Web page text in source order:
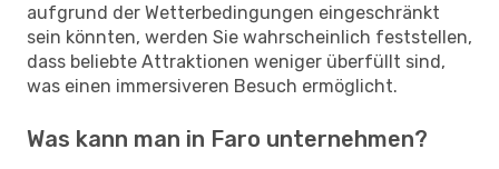
aufgrund der Wetterbedingungen eingeschränkt
sein könnten, werden Sie wahrscheinlich feststellen,
dass beliebte Attraktionen weniger überfüllt sind,
was einen immersiveren Besuch ermöglicht.
Was kann man in Faro unternehmen?